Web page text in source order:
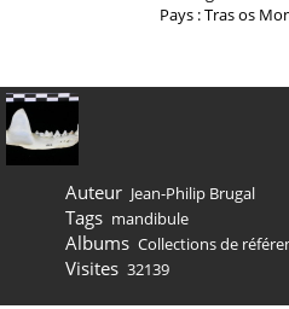
Pays : Tras os
Auteur Jean-Philip Brugal
Tags mandibule
Albums Collections de
Visites 32139